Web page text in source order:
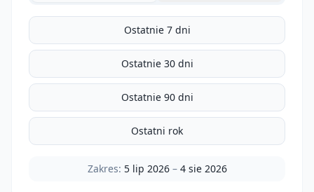
Ostatnie 7 dni
Ostatnie 30 dni
Ostatnie 90 dni
Ostatni rok
Zakres: 5 lip 2026– 4 sie 2026